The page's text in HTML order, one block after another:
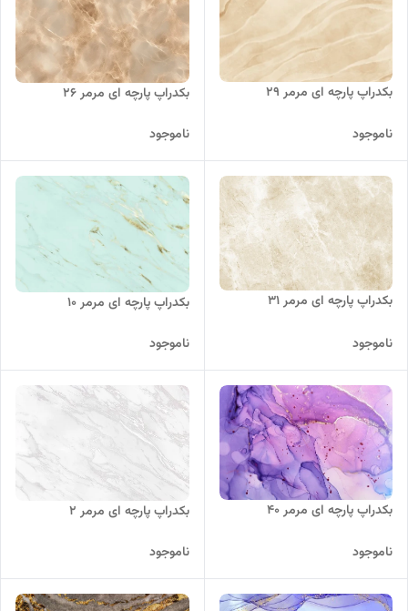
بکدراپ پارچه ای مرمر 29
ناموجود
بکدراپ پارچه ای مرمر 26
ناموجود
بکدراپ پارچه ای مرمر 31
ناموجود
بکدراپ پارچه ای مرمر 10
ناموجود
بکدراپ پارچه ای مرمر 40
ناموجود
بکدراپ پارچه ای مرمر 2
ناموجود